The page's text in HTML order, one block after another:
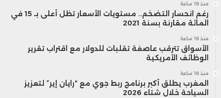
منذ 18 ساعة
رغم انحسار التضخم.. مستويات الأسعار تظل أعلى بـ 15 في
المائة مقارنة بسنة 2021
منذ 18 ساعة
الأسواق تترقب عاصفة تقلبات للدولار مع اقتراب تقرير
الوظائف الأمريكية
منذ 18 ساعة
المغرب يطلق أكبر برنامج ربط جوي مع “رايان إير” لتعزيز
السياحة خلال شتاء 2026